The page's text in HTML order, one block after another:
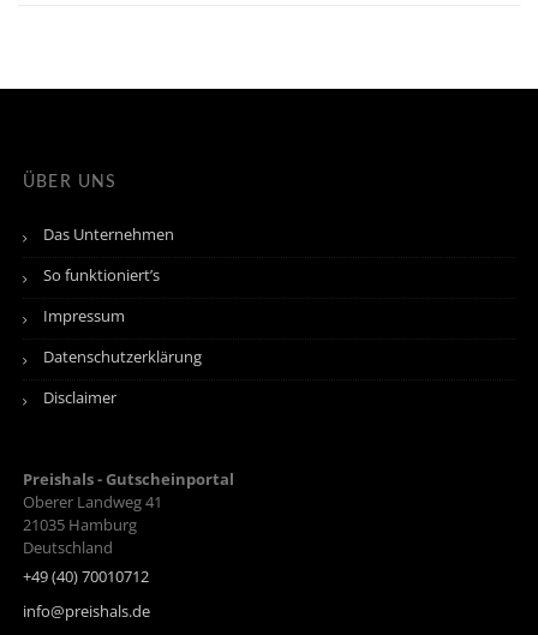
ÜBER UNS
Das Unternehmen
So funktioniert’s
Impressum
Datenschutzerklärung
Disclaimer
Preishals - Gutscheinportal
Oberer Landweg 41
21035 Hamburg
Deutschland
+49 (40) 70010712
info@preishals.de